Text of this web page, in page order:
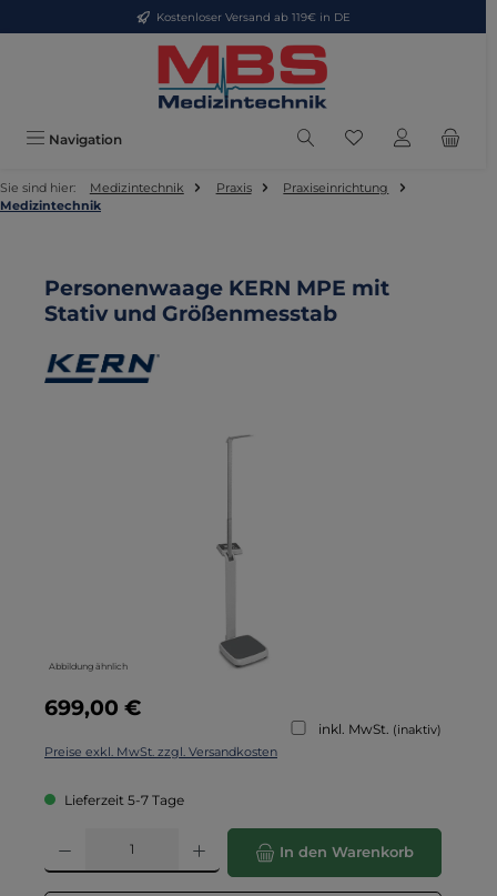
Zum Hauptinhalt springenKostenloser Versand ab 119€ in DE
Navigation Du hast 0
Sie sind hier: Medizintechnik Praxis
Praxiseinrichtung
Medizintechnik
Personenwaage KERN MPE mit
Stativ und Größenmesstab
Abbildung ähnlich
Regulärer Preis:
699,00 €
inkl. MwSt. (inaktiv)
Preise exkl. MwSt. zzgl. Versandkosten
Lieferzeit 5-7 Tage
Produkt Anzahl: Gib den gewünschten Wert ein oder benutze die
In den Warenkorb